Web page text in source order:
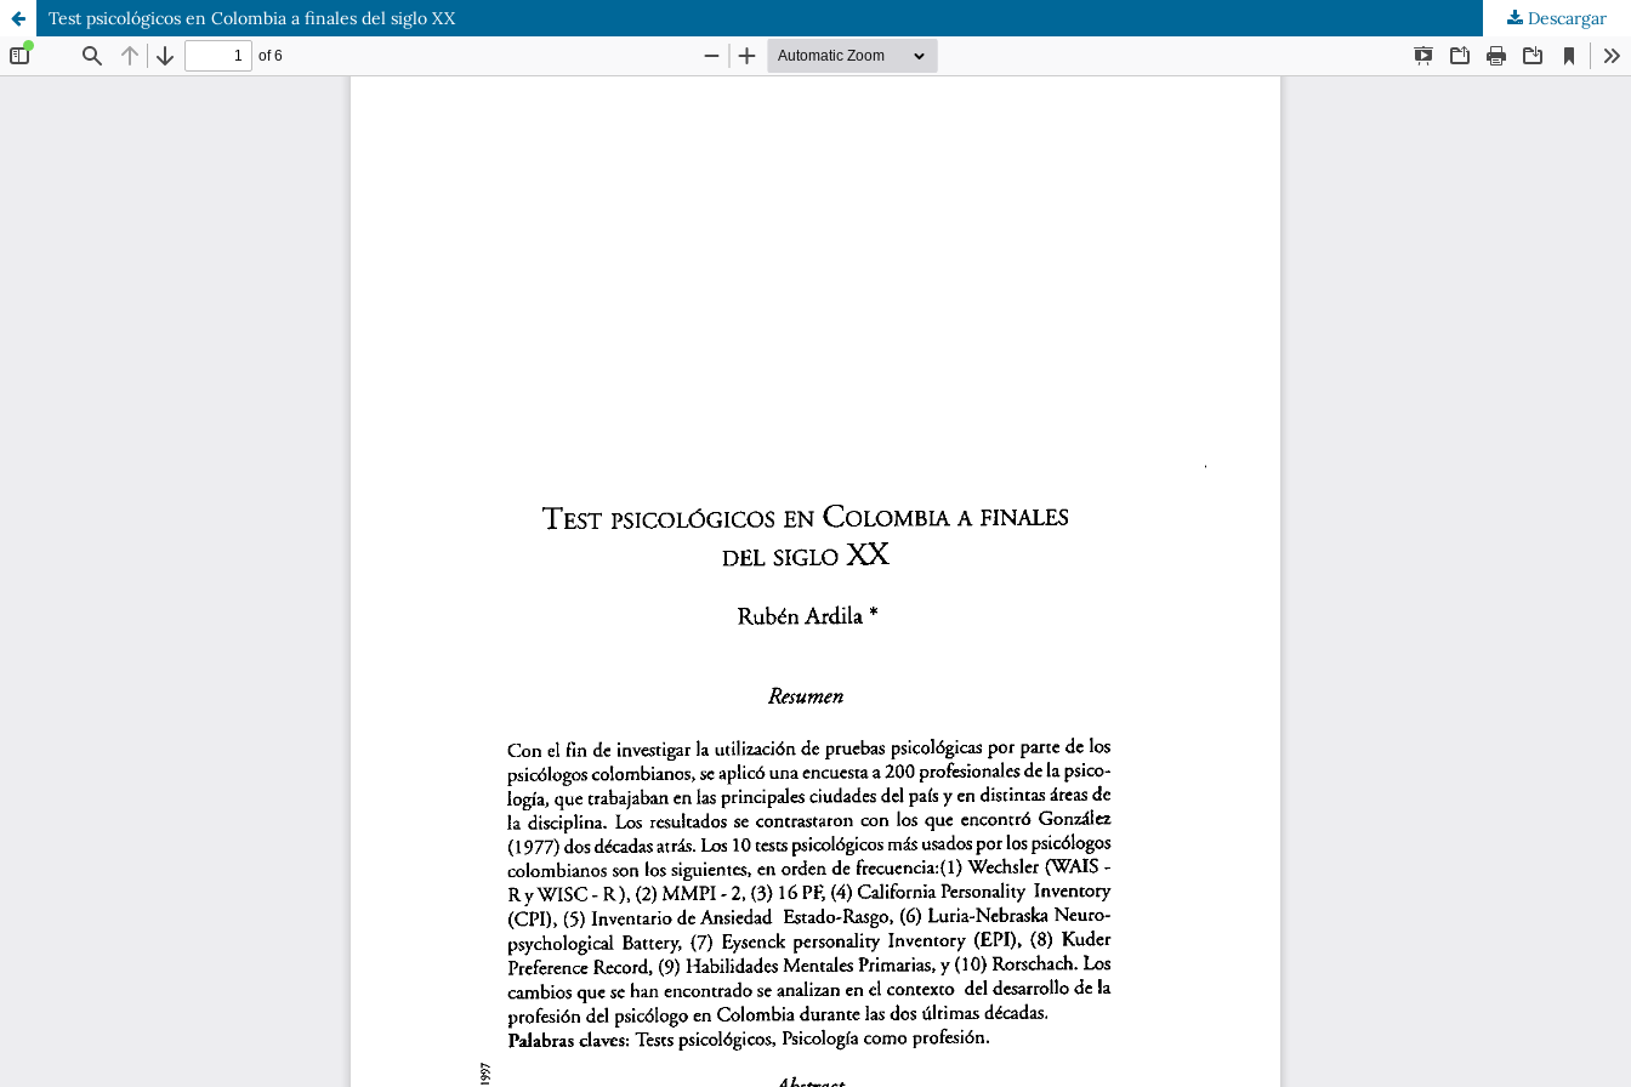
Test psicológicos en Colombia a finales del siglo XX Descargar